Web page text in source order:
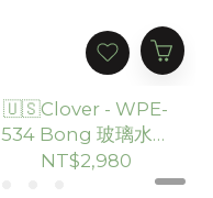
🇺🇸Clover - WPE-
534 Bong 玻璃水煙
壺 （20.5cm）
NT$2,980